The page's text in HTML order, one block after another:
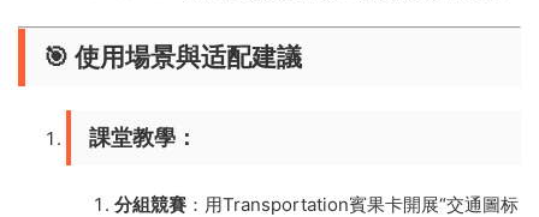
🎯 ​ ​使用場景與适配建議​
​課堂教學​ ​：
​分組競賽​ ​：用Transportation賓果卡開展“交通圖标